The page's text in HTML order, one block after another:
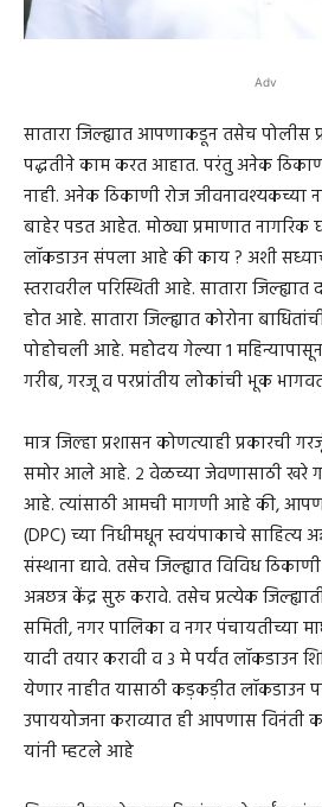
Adv
सातारा जिल्ह्यात आपणाकडून तसेच पोलीस
पद्धतीने काम करत आहात. परंतु अनेक
नाही. अनेक ठिकाणी रोज जीवनावश्यकच्या
बाहेर पडत आहेत. मोठ्या प्रमाणात नागरिक
लॉकडाउन संपला आहे की काय ? अशी
स्तरावरील परिस्थिती आहे. सातारा
होत आहे. सातारा जिल्ह्यात कोरोना
पोहोचली आहे. महोदय गेल्या १
गरीब, गरजू व परप्रांतीय लोकांची भूक
मात्र जिल्हा प्रशासन कोणत्याही प्रकारची
समोर आले आहे. २ वेळच्या जेवणासाठी खरे
आहे. त्यांसाठी आमची मागणी आहे की, आपण
(DPC) च्या निधीमधून स्वयंपाकाचे साहित्य
संस्थाना द्यावे. तसेच जिल्ह्यात विविध
अन्नछत्र केंद्र सुरु करावे. तसेच प्रत्येक
समिती, नगर पालिका व नगर पंचायतीच्या
यादी तयार करावी व ३ मे पर्यंत लॉकडाउन
येणार नाहीत यासाठी कड़कड़ीत लॉकडाउन
उपाययोजना कराव्यात ही आपणास
यांनी म्हटले आहे